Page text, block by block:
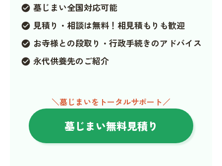
check_circle 墓じまい全国対応可能
check_circle 見積り・相談は無料！相見積もりも歓迎
check_circle お寺様との段取り・行政手続きのアドバイス
check_circle 永代供養先のご紹介
＼墓じまいをトータルサポート／
墓じまい無料見積り